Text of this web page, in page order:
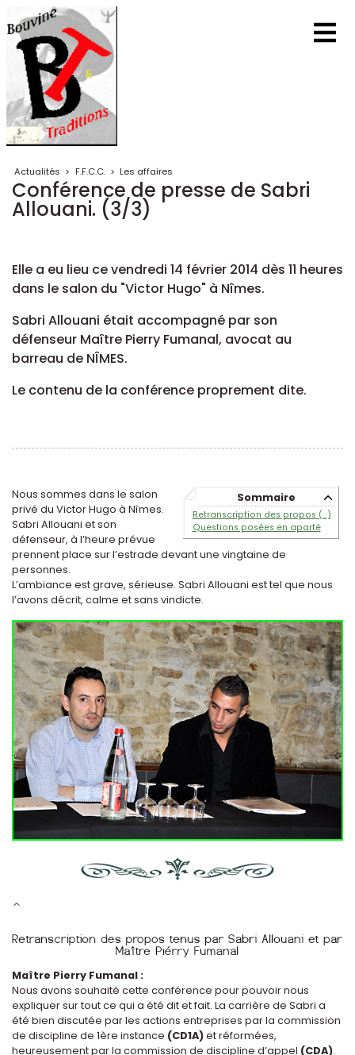
Actualités > F.F.C.C. > Les affaires
Conférence de presse de Sabri
Allouani. (3/3)
Elle a eu lieu ce vendredi 14 février 2014 dès 11 heures
dans le salon du "Victor Hugo" à Nîmes.
Sabri Allouani était accompagné par son
défenseur Maître Pierry Fumanal, avocat au
barreau de NÎMES.
Le contenu de la conférence proprement dite.
Sommaire
Retranscription des propos (…)
Questions posées en aparté
Nous sommes dans le salon
privé du Victor Hugo à Nîmes.
Sabri Allouani et son
défenseur, à l’heure prévue
prennent place sur l’estrade devant une vingtaine de
personnes.
L’ambiance est grave, sérieuse. Sabri Allouani est tel que nous
l’avons décrit, calme et sans vindicte.
Maître Pierry Fumanal :
Nous avons souhaité cette conférence pour pouvoir nous
expliquer sur tout ce qui a été dit et fait. La carrière de Sabri a
été bien discutée par les actions entreprises par la commission
de discipline de 1ère instance (CD1A)et réformées,
heureusement par la commission de discipline d’appel (CDA).